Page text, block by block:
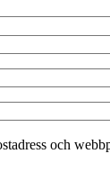
och